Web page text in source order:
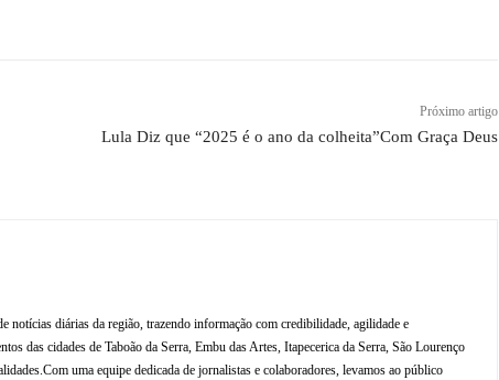
Próximo artigo
Lula Diz que “2025 é o ano da colheita”Com Graça Deus
diárias da região, trazendo informação com credibilidade, agilidade e
das cidades de Taboão da Serra, Embu das Artes, Itapecerica da Serra, São Lourenço
uma equipe dedicada de jornalistas e colaboradores, levamos ao público